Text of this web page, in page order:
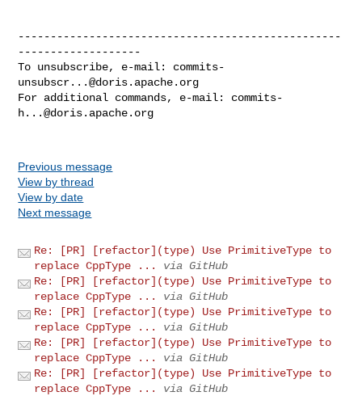
--------------------------------------------------
-------------------
To unsubscribe, e-mail: commits-
unsubscr...@doris.apache.org
For additional commands, e-mail: commits-
h...@doris.apache.org
Previous message
View by thread
View by date
Next message
Re: [PR] [refactor](type) Use PrimitiveType to
replace CppType ...
via GitHub
Re: [PR] [refactor](type) Use PrimitiveType to
replace CppType ...
via GitHub
Re: [PR] [refactor](type) Use PrimitiveType to
replace CppType ...
via GitHub
Re: [PR] [refactor](type) Use PrimitiveType to
replace CppType ...
via GitHub
Re: [PR] [refactor](type) Use PrimitiveType to
replace CppType ...
via GitHub